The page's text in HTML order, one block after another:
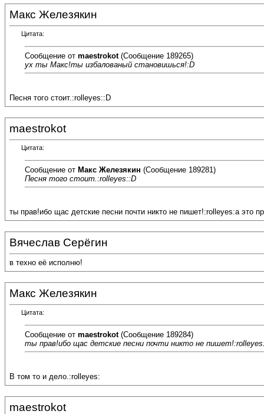
Макс Железякин
Цитата:
Сообщение от maestrokot(Сообщение 189265)
ух ты Макс!ты избалованый становишься!:D
Песня того стоит.:rolleyes::D
maestrokot
Цитата:
Сообщение от Макс Железякин (Сообщение 189281)
Песня того стоит.:rolleyes::D
ты прав!ибо щас детские песни почти никто не пишет!:rolleyes:а это
Вячеслав Серёгин
в техно её исполню!
Макс Железякин
Цитата:
Сообщение от maestrokot(Сообщение 189284)
ты прав!ибо щас детские песни почти никто не
В том то и дело.:rolleyes:
maestrokot